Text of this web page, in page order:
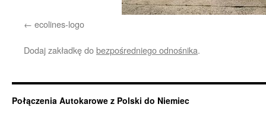
ecolines-logo
Dodaj zakładkę dobezpośredniego odnośnika.
Połączenia Autokarowe z Polski do Niemiec